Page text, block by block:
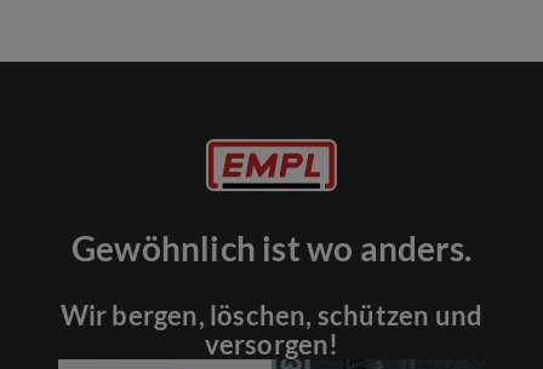
Gewöhnlich ist wo anders.
Wir bergen, löschen, schützen und
versorgen!